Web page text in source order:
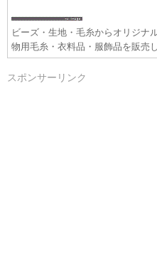
ビーズ・生地・毛糸からオリジナ
物用毛糸・衣料品・服飾品を販売
スポンサーリンク